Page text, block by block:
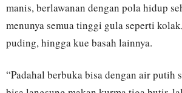
manis, berlawanan dengan pola hidup
menunya semua tinggi gula seperti
puding, hingga kue basah lainnya.
“Padahal berbuka bisa dengan air putih